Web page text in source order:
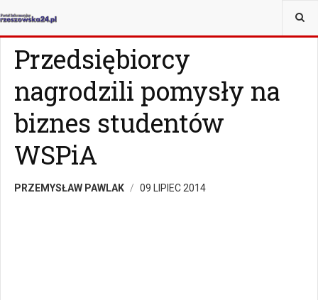
JESTEŚ TUTAJ:
Przedsiębiorcy
nagrodzili pomysły na
biznes studentów
WSPiA
PRZEMYSŁAW PAWLAK 09 LIPIEC 2014